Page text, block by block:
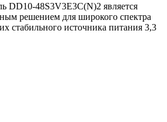
DD10-48S3V3E3C(N)2 является
решением для широкого спектра
стабильного источника питания 3,3